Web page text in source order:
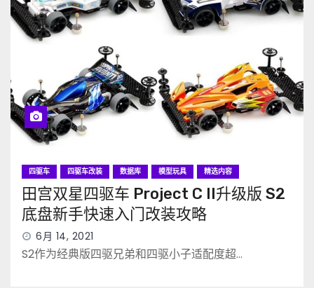
四驱车 四驱车改装 数据库 模型玩具 精选内容
田宫双星四驱车 Project C II升级版 S2
底盘新手快速入门改装攻略
6月 14, 2021
S2作为经典版四驱兄弟和四驱小子适配度超…